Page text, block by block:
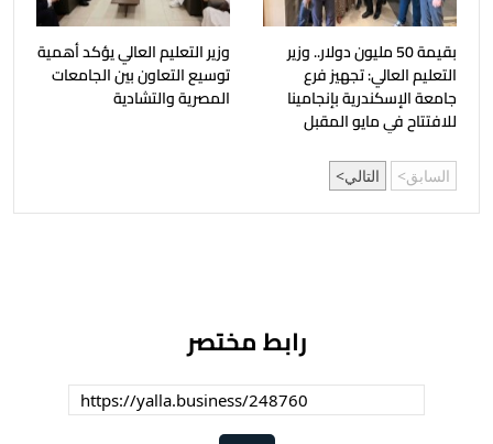
بقيمة 50 مليون دولار.. وزير
التعليم العالي: تجهيز فرع
جامعة الإسكندرية بإنجامينا
للافتتاح في مايو المقبل
وزير التعليم العالي يؤكد أهمية
توسيع التعاون بين الجامعات
المصرية والتشادية
السابق التالي
رابط مختصر